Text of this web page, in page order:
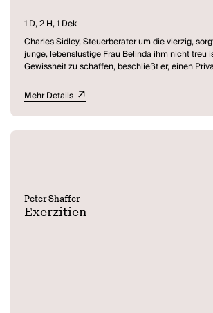
1 D, 2 H, 1 Dek
Charles Sidley, Steuerberater um die vierzig,
junge, lebenslustige Frau Belinda ihm nicht treu
Gewissheit zu schaffen, beschließt er, einen
Freigeist und bizarr-kreative Phantasie den
Charles heftig irritieren. Dennoch gibt er ihm den
bei ihren Ausflügen durch London zu
Belinda bemerkt bald, dass ihr jemand folgt,
Mehr Details
Peter Shaffer
Exerzitien